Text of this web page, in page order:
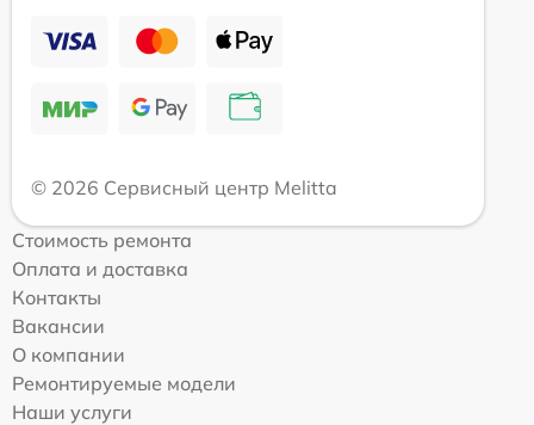
© 2026 Сервисный центр Melitta
Стоимость ремонта
Оплата и доставка
Контакты
Вакансии
О компании
Ремонтируемые модели
Наши услуги